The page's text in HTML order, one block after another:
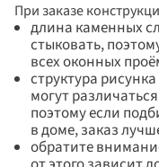
При заказе
длина каменных
стыковать,
всех оконных
структура
могут
поэтому если
в доме, заказ
обратите